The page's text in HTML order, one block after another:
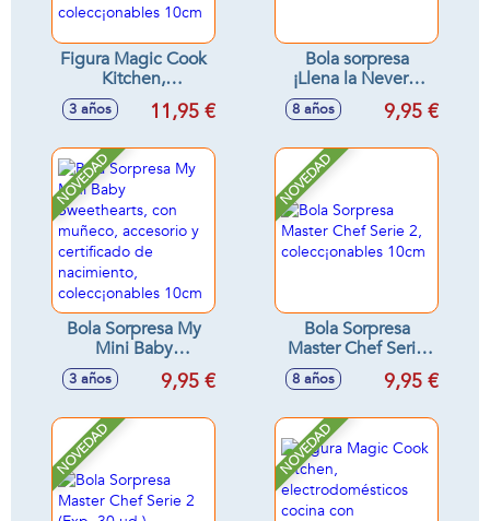
Figura Magic Cook
Kitchen,
electrodomésticos
cocina con
colecc¡onables
10cm
3 años 11,95 €
Bola sorpresa
¡Llena la Nevera!
accesorios para
coleccionar, 10 cm
8 años 9,95 €
NOVEDAD
Bola Sorpresa My
Mini Baby
Sweethearts, con
muñeco, accesorio
nacimiento,
colecc¡onables
3 años 9,95 €
NOVEDAD
Bola Sorpresa
Master Chef Serie
2, colecc¡onables
10cm
8 años 9,95 €
NOVEDAD NOVEDAD